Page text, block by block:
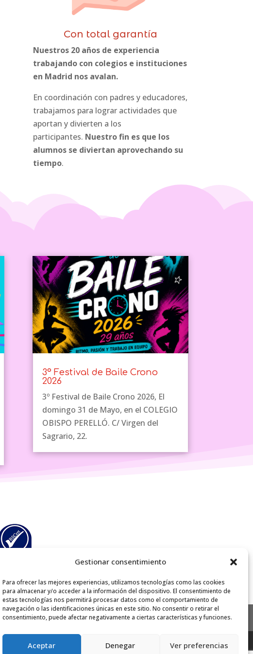
Gestionar consentimiento
Para ofrecer las mejores experiencias, utilizamos tecnologías como las cookies
para almacenar y/o acceder a la información del dispositivo. El consentimiento de
estas tecnologías nos permitirá procesar datos como el comportamiento de
navegación o las identificaciones únicas en este sitio. No consentir o retirar el
consentimiento, puede afectar negativamente a ciertas características y funciones.
Aceptar Denegar Ver preferencias
Con total garantía
Nuestros 20 años de experiencia
trabajando con colegios e instituciones
en Madrid nos avalan.
En coordinación con padres y educadores,
trabajamos para lograr actividades que
aportan y divierten a los
participantes. Nuestro fin es que los
alumnos se diviertan aprovechando su
tiempo.
3º Festival de Baile Crono
2026
3º Festival de Baile Crono 2026, El
domingo 31 de Mayo, en el COLEGIO
OBISPO PERELLÓ. C/ Virgen del
Sagrario, 22.